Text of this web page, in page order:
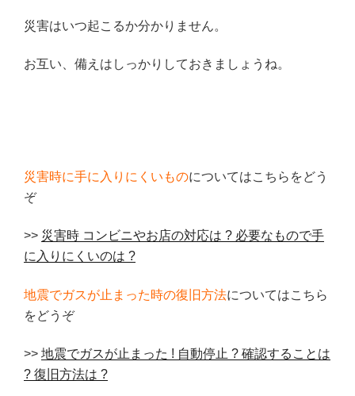
災害はいつ起こるか分かりません。
お互い、備えはしっかりしておきましょうね。
災害時に手に入りにくいものについてはこちらをどう
ぞ
>> 災害時 コンビニやお店の対応は ? 必要なもので手
に入りにくいのは ?
地震でガスが止まった時の復旧方法についてはこちら
をどうぞ
>> 地震でガスが止まった ! 自動停止 ? 確認することは
? 復旧方法は ?